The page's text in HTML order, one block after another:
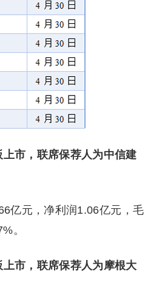
市，联席保荐人为中信建
亿元，净利润1.06亿元，毛
。
市，联席保荐人为摩根大